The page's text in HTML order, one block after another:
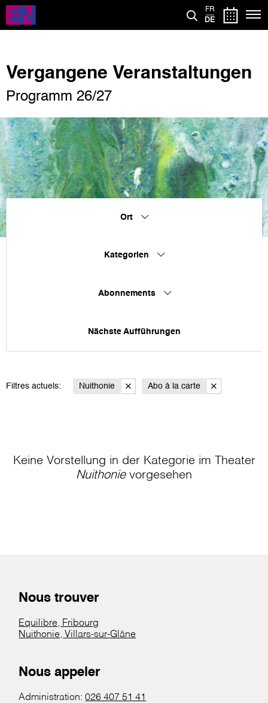
Direkt
zum
Inhalt
FR
DE
Vergangene Veranstaltungen
Programm 26/27
Ort
Kategorien
Abonnements
Nächste Aufführungen
Filtres actuels: Nuithonie Abo à la carte
Keine Vorstellung in der Kategorie im Theater
Nuithonievorgesehen
Nous trouver
Equilibre, Fribourg
Nuithonie, Villars-sur-Glâne
Nous appeler
Administration:026 407 51 41